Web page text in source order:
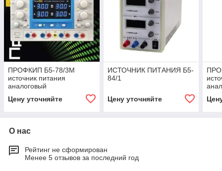
ПРОФКИП Б5-78/3М
источник питания
аналоговый
Цену уточняйте
ИСТОЧНИК ПИТАНИЯ Б5-
84/1
Цену уточняйте
О нас
Рейтинг не сформирован
Менее 5 отзывов за последний год